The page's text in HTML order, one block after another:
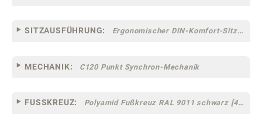
SITZAUSFÜHRUNG: Ergonomischer DIN-Komfort-Sitz [75]
MECHANIK: C120 Punkt Synchron-Mechanik
FUSSKREUZ: Polyamid Fußkreuz RAL 9011 schwarz [44]